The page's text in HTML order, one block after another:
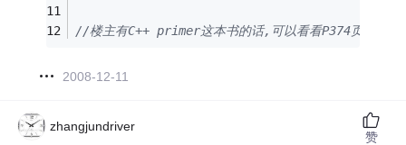
//楼主有C++ primer这本书的话,可以看看P374页的详
2008-12-11
zhangjundriver
赞